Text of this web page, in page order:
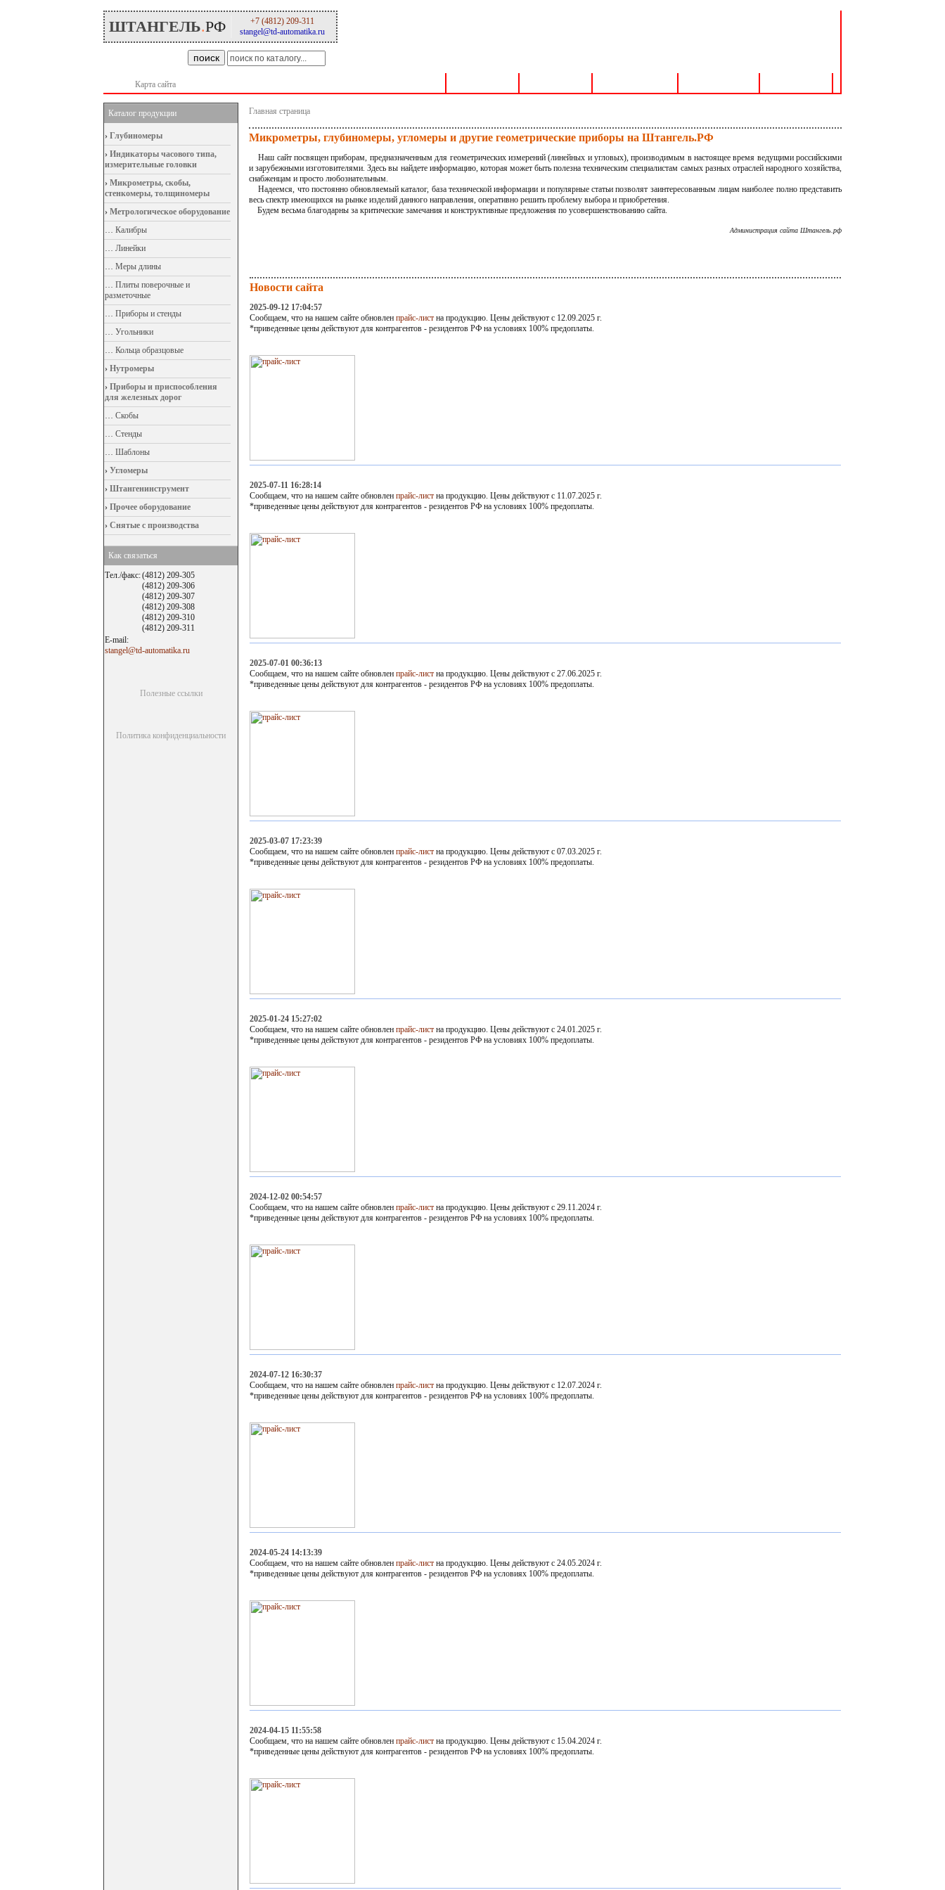
ШТАНГЕЛЬ.РФ
+7 (4812) 209-311
stangel@td-automatika.ru
поиск
Карта сайта
Главная страница
Микрометры, глубиномеры, угломеры и другие геометрические приборы на Штангель.РФ
Наш сайт посвящен приборам, предназначенным для геометрических измерений (линейных и угловых), производимым в настоящее время ведущими российскими
и зарубежными изготовителями. Здесь вы найдете информацию, которая может быть полезна техническим специалистам самых разных отраслей народного хозяйства,
снабженцам и просто любознательным.
Надеемся, что постоянно обновляемый каталог, база технической информации и популярные статьи позволят заинтересованным лицам наиболее полно представить
весь спектр имеющихся на рынке изделий данного направления, оперативно решить проблему выбора и приобретения.
Будем весьма благодарны за критические замечания и конструктивные предложения по усовершенствованию сайта.
Администрация сайта Штангель.рф
Новости сайта
2025-09-12 17:04:57
Сообщаем, что на нашем сайте обновлен прайс-лист на продукцию. Цены действуют с 12.09.2025 г.
*приведенные цены действуют для контрагентов - резидентов РФ на условиях 100% предоплаты.
2025-07-11 16:28:14
Сообщаем, что на нашем сайте обновлен прайс-лист на продукцию. Цены действуют с 11.07.2025 г.
*приведенные цены действуют для контрагентов - резидентов РФ на условиях 100% предоплаты.
2025-07-01 00:36:13
Сообщаем, что на нашем сайте обновлен прайс-лист на продукцию. Цены действуют с 27.06.2025 г.
*приведенные цены действуют для контрагентов - резидентов РФ на условиях 100% предоплаты.
2025-03-07 17:23:39
Сообщаем, что на нашем сайте обновлен прайс-лист на продукцию. Цены действуют с 07.03.2025 г.
*приведенные цены действуют для контрагентов - резидентов РФ на условиях 100% предоплаты.
2025-01-24 15:27:02
Сообщаем, что на нашем сайте обновлен прайс-лист на продукцию. Цены действуют с 24.01.2025 г.
*приведенные цены действуют для контрагентов - резидентов РФ на условиях 100% предоплаты.
2024-12-02 00:54:57
Сообщаем, что на нашем сайте обновлен прайс-лист на продукцию. Цены действуют с 29.11.2024 г.
*приведенные цены действуют для контрагентов - резидентов РФ на условиях 100% предоплаты.
2024-07-12 16:30:37
Сообщаем, что на нашем сайте обновлен прайс-лист на продукцию. Цены действуют с 12.07.2024 г.
*приведенные цены действуют для контрагентов - резидентов РФ на условиях 100% предоплаты.
2024-05-24 14:13:39
Сообщаем, что на нашем сайте обновлен прайс-лист на продукцию. Цены действуют с 24.05.2024 г.
*приведенные цены действуют для контрагентов - резидентов РФ на условиях 100% предоплаты.
2024-04-15 11:55:58
Сообщаем, что на нашем сайте обновлен прайс-лист на продукцию. Цены действуют с 15.04.2024 г.
*приведенные цены действуют для контрагентов - резидентов РФ на условиях 100% предоплаты.
Каталог продукции
› Глубиномеры
› Индикаторы часового типа,
измерительные головки
› Микрометры, скобы,
стенкомеры, толщиномеры
› Метрологическое оборудование
… Калибры
… Линейки
… Меры длины
… Плиты поверочные и
разметочные
… Приборы и стенды
… Угольники
… Кольца образцовые
› Нутромеры
› Приборы и приспособления
для железных дорог
… Скобы
… Стенды
… Шаблоны
› Угломеры
› Штангенинструмент
› Прочее оборудование
› Снятые с производства
Как связаться
Тел./факс:(4812) 209-305
(4812) 209-306
(4812) 209-307
(4812) 209-308
(4812) 209-310
(4812) 209-311
E-mail:
stangel@td-automatika.ru
Полезные ссылки
Политика конфиденциальности